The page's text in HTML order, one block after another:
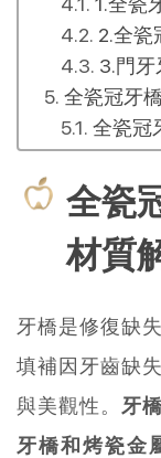
2.全瓷
3.門牙
全瓷冠牙
全瓷冠
全瓷
材質
牙橋是修復缺
填補因牙齒缺
與美觀性。 牙
牙橋和烤瓷金